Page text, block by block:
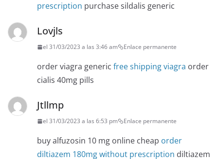
prescription purchase sildalis generic
Lovjls
el 31/03/2023 a las 3:46 am Enlace permanente
order viagra generic free shipping viagra order
cialis 40mg pills
Jtllmp
el 31/03/2023 a las 6:53 pm Enlace permanente
buy alfuzosin 10 mg online cheap order
diltiazem 180mg without prescription diltiazem